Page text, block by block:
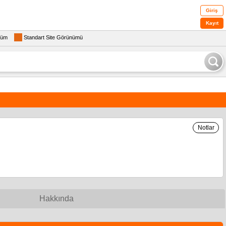
Giriş
Kayıt
Standart Site Görünümü
Notlar
Hakkında